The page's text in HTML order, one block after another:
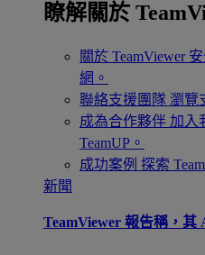
瞭解關於
關於 TeamViewer
網。
聯絡支援團隊 瀏覽
成為合作夥伴 加入
TeamUP。
成功案例 探索
新聞
TeamViewer 報告稱，其